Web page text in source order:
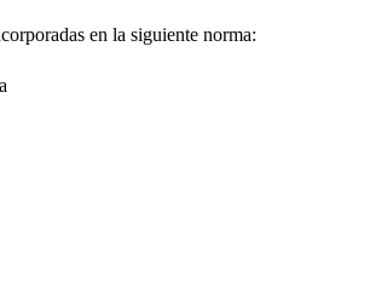
en la siguiente norma: